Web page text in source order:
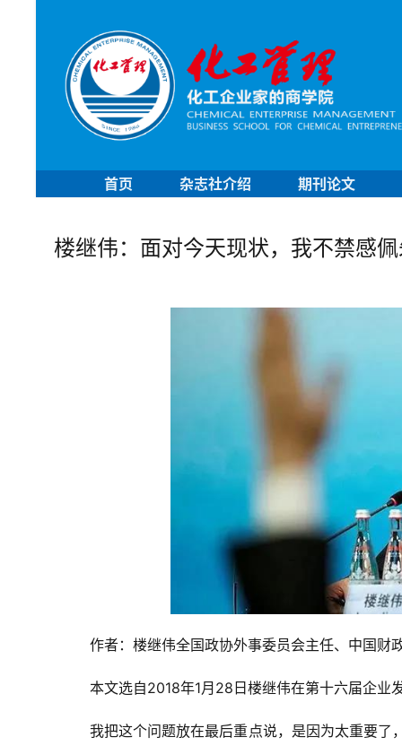
首页 杂志社介绍 期刊论文
楼继伟：面对今天现状，我不禁感
作者：楼继伟全国政协外事委员会主任、中国财
本文选自2018年1月28日楼继伟在第十六届企业
我把这个问题放在最后重点说，是因为太重要